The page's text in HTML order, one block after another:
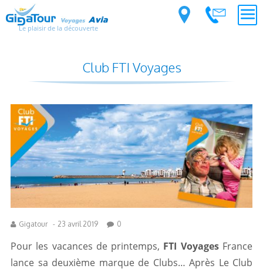
Le plaisir de la découverte
Club FTI Voyages
Gigatour - 23 avril 2019 0
Pour les vacances de printemps, FTI VoyagesFrance
lance sa deuxième marque de Clubs… Après Le Club